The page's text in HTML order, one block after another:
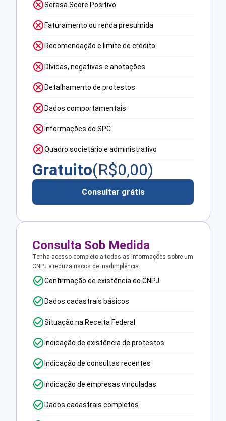
Serasa Score Positivo
Faturamento ou renda presumida
Recomendação e limite de crédito
Dívidas, negativas e anotações
Detalhamento de protestos
Dados comportamentais
Informações do SPC
Quadro societário e administrativo
Gratuito(R$0,00)
Consultar grátis
Consulta Sob Medida
Tenha acesso completo a todas as informações sobre um
CNPJ e reduza riscos de inadimplência.
Confirmação de existência do CNPJ
Dados cadastrais básicos
Situação na Receita Federal
Indicação de existência de protestos
Indicação de consultas recentes
Indicação de empresas vinculadas
Dados cadastrais completos